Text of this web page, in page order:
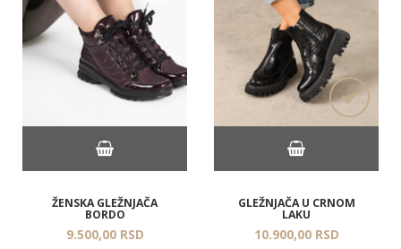
ŽENSKA GLEŽNJAČA
BORDO
9.500,00 RSD
GLEŽNJAČA U CRNOM
LAKU
10.900,00 RSD